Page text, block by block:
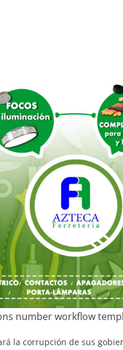
number workflow
la corrupción de sus